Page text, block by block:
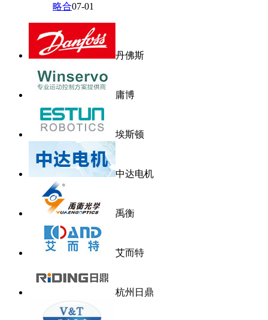
略合07-01
丹佛斯
庸博
埃斯顿
中达电机
禹衡
艾而特
杭州日鼎